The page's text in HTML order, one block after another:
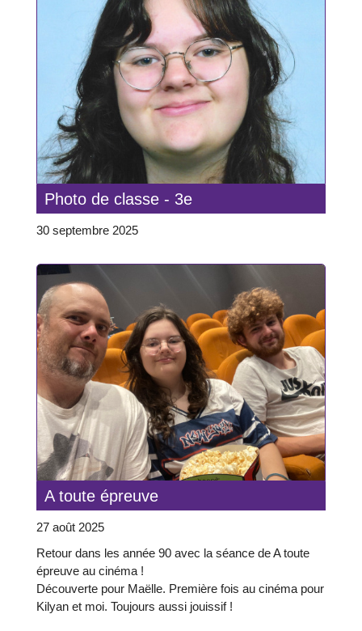
Photo de classe - 3e
30 septembre 2025
A toute épreuve
27 août 2025
Retour dans les année 90 avec la séance de A toute
épreuve au cinéma !
Découverte pour Maëlle. Première fois au cinéma pour
Kilyan et moi. Toujours aussi jouissif !